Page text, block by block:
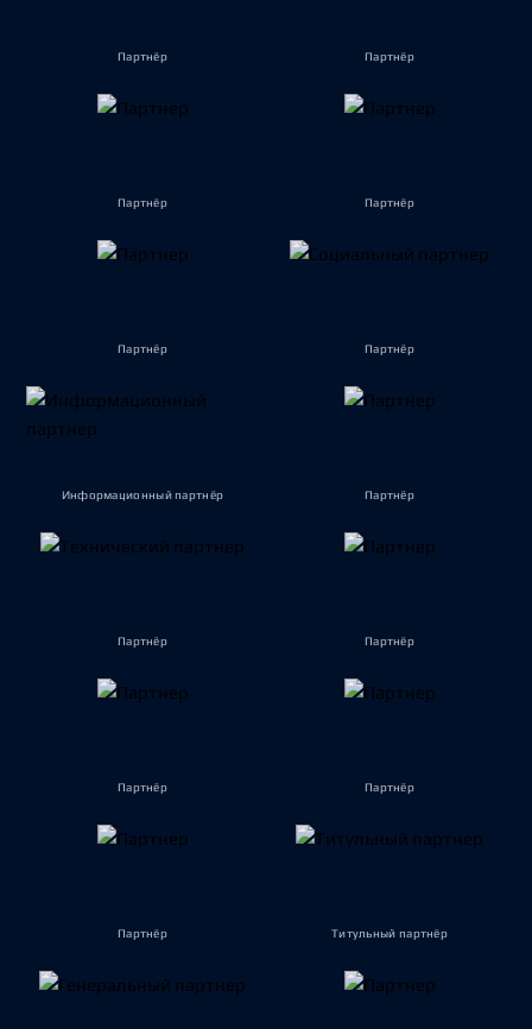
Партнёр Партнёр
Партнёр Партнёр
Партнёр Партнёр
Информационный партнёр Партнёр
Партнёр Партнёр
Партнёр Партнёр
Партнёр Титульный партнёр